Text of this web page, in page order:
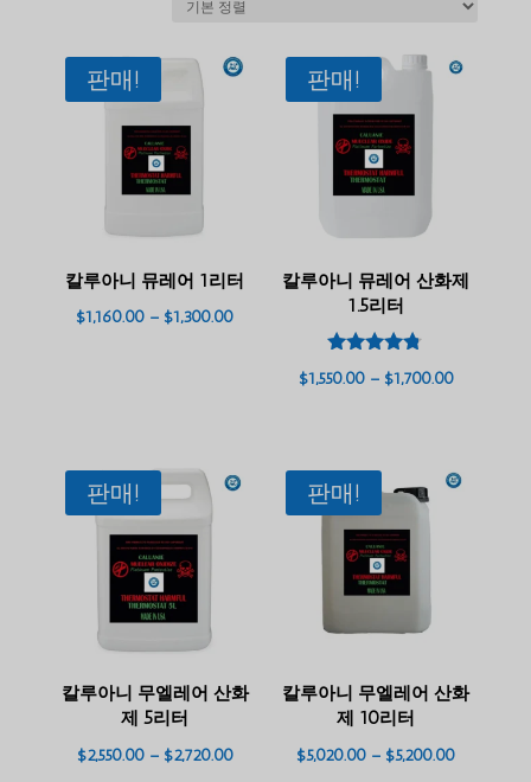
판매!
칼루아니 뮤레어 1리터
$1,160.00 – $1,300.00가
$1,300.00
판매!
칼루아니 뮤레어 산화제
1.5리터
5점 만점에
4.63
$1,550.00 – $1,700.00가
$1,550.00
판매!
칼루아니 무엘레어 산화
제 5리터
$2,550.00 – $2,720.00가
판매!
칼루아니 무엘레어 산화
제 10리터
$5,020.00 – $5,200.00가